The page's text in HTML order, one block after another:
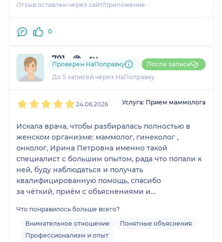
Отзыв оставлен через сайт/приложение
0
791....@....ru
3 отзыва
До 5 записей через НаПоправку
Проверен НаПоправку После записи
24.06.2026 Услуга: Прием маммолога
Искала врача, чтобы разбиралась полностью в
женском организме: маммолог, гинеколог ,
онколог, Ирина Петровна именно такой
специалист с большим опытом, рада что попали к
ней, буду наблюдаться и получать
квалифицированную помощь, спасибо
за чёткий, приём с объяснениями и
Что понравилось больше всего?
Внимательное отношение
Понятные объяснения
Профессионализм и опыт